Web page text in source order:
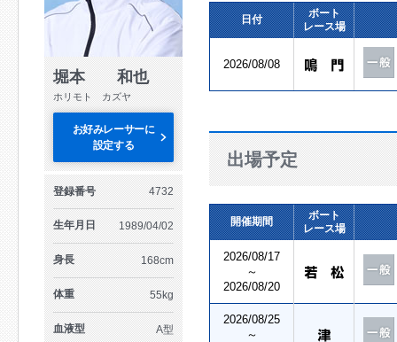
堀本 和也
ホリモト カズヤ
お好みレーサーに
設定する
登録番号 4732
生年月日 1989/04/02
身長 168cm
体重 55kg
血液型 A型
日付
ボート
レース場
2026/08/08
出場予定
開催期間
ボート
レース場
2026/08/17
～
2026/08/20
2026/08/25
～